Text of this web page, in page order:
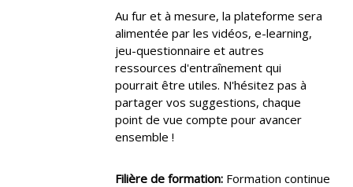
Au fur et à mesure, la plateforme sera
alimentée par les vidéos, e-learning,
jeu-questionnaire et autres
ressources d'entraînement qui
pourrait être utiles. N'hésitez pas à
partager vos suggestions, chaque
point de vue compte pour avancer
ensemble !
Filière de formation: Formation continue